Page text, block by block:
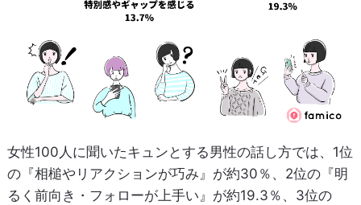
女性100人に聞いたキュンとする男性の話し方では、1位
の『相槌やリアクションが巧み』が約30％、2位の『明
るく前向き・フォローが上手い』が約19.3％、3位の